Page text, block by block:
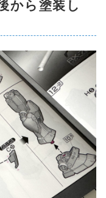
から塗装し